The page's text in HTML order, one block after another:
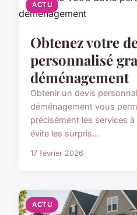
ACTU
Obtenez votre
personnalisé
déménagement
Obtenir un devis
déménagement vous
précisément les services
évite les surpris...
17 février 2026
ACTU